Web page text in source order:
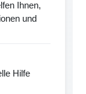
Ihnen,
und
Hilfe